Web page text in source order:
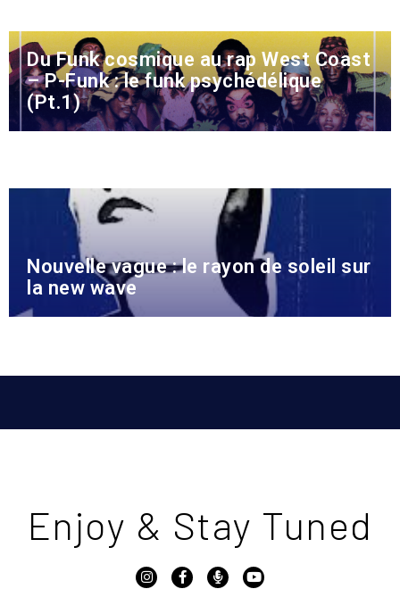
Du Funk cosmique au rap West Coast
– P-Funk : le funk psychédélique
(Pt.1)
Nouvelle vague : le rayon de soleil sur
la new wave
Enjoy & Stay Tuned